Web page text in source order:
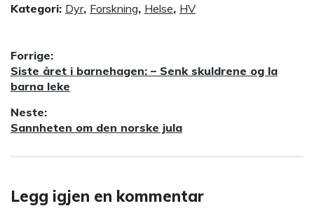
Kategori: Dyr, Forskning, Helse, HV
Innleggsnavigasjon
Forrige:
Forrige
innlegg:
Siste året i barnehagen: – Senk skuldrene og la
barna leke
Neste:
Neste
Sannheten om den norske jula
Legg igjen en kommentar